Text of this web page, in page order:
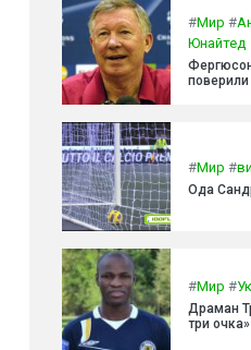
#Мир #
Юнайтед
поверили
#Мир #
Ода
#Мир #
Драман
три очка»